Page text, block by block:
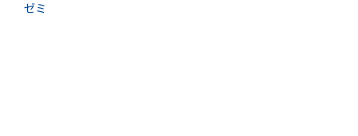
ゼミ